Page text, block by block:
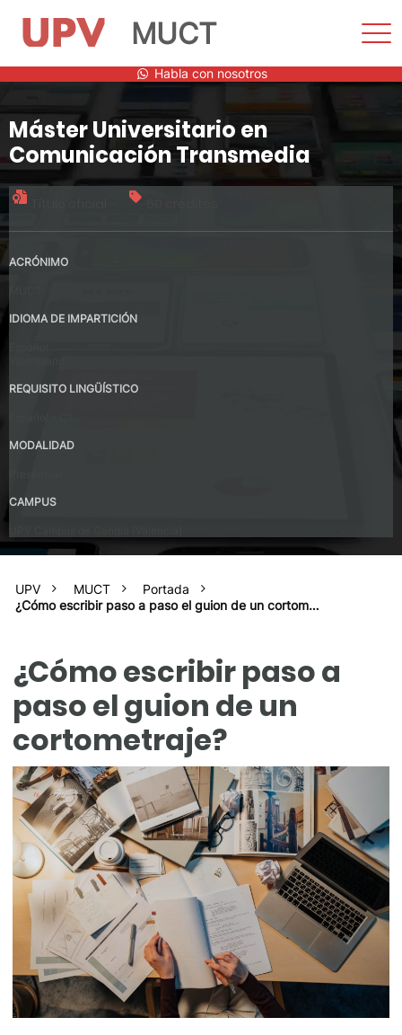
contenido
MUCT
Habla con nosotros
Máster Universitario en
Comunicación Transmedia
ACRÓNIMO
IDIOMA DE IMPARTICIÓN
REQUISITO LINGÜÍSTICO
MODALIDAD
CAMPUS
UPV MUCT
Portada
¿Cómo escribir paso a paso el guion de un cortom…
¿Cómo escribir paso a
paso el guion de un
cortometraje?